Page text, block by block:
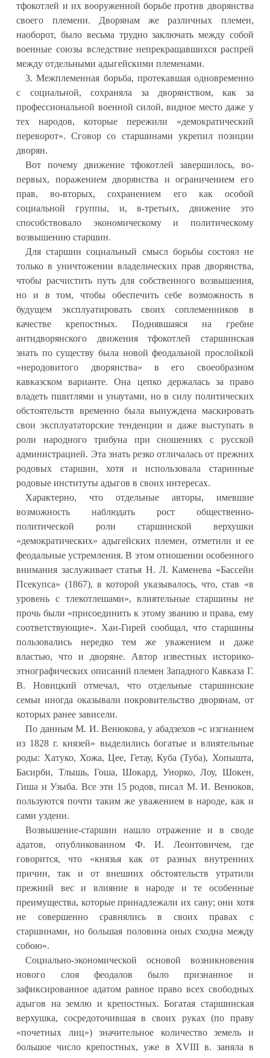
тфокотлей и их вооруженной борьбе против дворянства
своего племени. Дворянам же различных племен,
наоборот, было весьма трудно заключать между собой
военные союзы вследствие непрекращавшихся распрей
между отдельными адыгейскими племенами.
3. Межплеменная борьба, протекавшая одновременно
с социальной, сохраняла за дворянством, как за
профессиональной военной силой, видное место даже у
тех народов, которые пережили «демократический
переворот». Сговор со старшинами укрепил позиции
дворян.
Вот почему движение тфокотлей завершилось, во-
первых, поражением дворянства и ограничением его
прав, во-вторых, сохранением его как особой
социальной группы, и, в-третьих, движение это
способствовало экономическому и политическому
возвышению старшин.
Для старшин социальный смысл борьбы состоял не
только в уничтожении владельческих прав дворянства,
чтобы расчистить путь для собственного возвышения,
но и в том, чтобы обеспечить себе возможность в
будущем эксплуатировать своих соплеменников в
качестве крепостных. Поднявшаяся на гребне
антидворянского движения тфокотлей старшинская
знать по существу была новой феодальной прослойкой
«неродовитого дворянства» в его своеобразном
кавказском варианте. Она цепко держалась за право
владеть пшитлями и унаутами, но в силу политических
обстоятельств временно была вынуждена маскировать
свои эксплуататорские тенденции и даже выступать в
роли народного трибуна при сношениях с русской
администрацией. Эта знать резко отличалась от прежних
родовых старшин, хотя и использовала старинные
родовые институты адыгов в своих интересах.
Характерно, что отдельные авторы, имевшие
возможность наблюдать рост общественно-
политической роли старшинской верхушки
«демократических» адыгейских племен, отметили и ее
феодальные устремления. В этом отношении особенного
внимания заслуживает статья Н. Л. Каменева «Бассейн
Псекупса» (1867), в которой указывалось, что, став «в
уровень с тлекотлешами», влиятельные старшины не
прочь были «присоединить к этому званию и права, ему
соответствующие». Хан-Гирей сообщал, что старшины
пользовались нередко тем же уважением и даже
властью, что и дворяне. Автор известных историко-
этнографических описаний племен Западного Кавказа Г.
В. Новицкий отмечал, что отдельные старшинские
семьи иногда оказывали покровительство дворянам, от
которых ранее зависели.
По данным М. И. Венюкова, у абадзехов «с изгнанием
из 1828 г. князей» выделились богатые и влиятельные
роды: Хатуко, Хожа, Цее, Гетау, Куба (Туба), Хопышта,
Басирби, Тлышь, Гоша, Шокард, Унорко, Лоу, Шокен,
Гиша и Узыба. Все эти 15 родов, писал М. И. Венюков,
пользуются почти таким же уважением в народе, как и
сами уздени.
Возвышение-старшин нашло отражение и в своде
адатов, опубликованном Ф. И. Леонтовичем, где
говорится, что «князья как от разных внутренних
причин, так и от внешних обстоятельств утратили
прежний вес и влияние в народе и те особенные
преимущества, которые принадлежали их сану; они хотя
не совершенно сравнялись в своих правах с
старшинами, но большая половина оных сходна между
собою».
Социально-экономической основой возникновения
нового слоя феодалов было признанное и
зафиксированное адатом равное право всех свободных
адыгов на землю и крепостных. Богатая старшинская
верхушка, сосредоточившая в своих руках (по праву
«почетных лиц») значительное количество земель и
большое число крепостных, уже в XVIII в. заняла в